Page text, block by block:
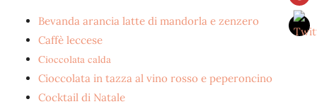
Bevanda arancia latte di mandorla e zenzero
Caffè leccese
Cioccolata calda
Cioccolata in tazza al vino rosso e peperoncino
Cocktail di Natale